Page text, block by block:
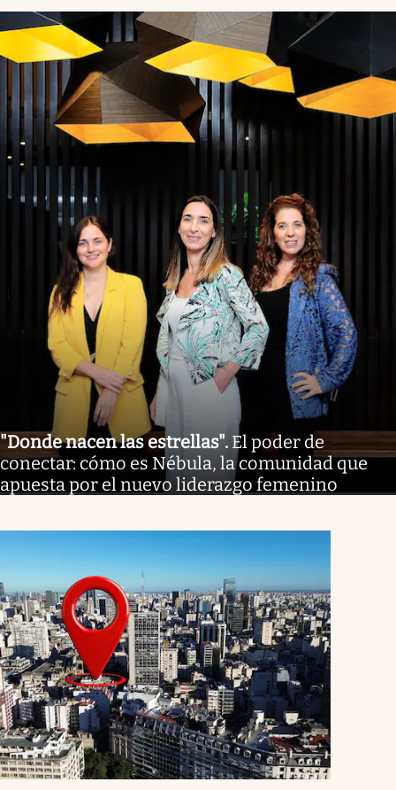
"Donde nacen las estrellas". El poder de
conectar: cómo es Nébula, la comunidad que
apuesta por el nuevo liderazgo femenino